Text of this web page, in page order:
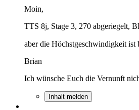
Moin,
TTS 8j, Stage 3, 270 abgeriegelt,
aber die Höchstgeschwindigkeit ist
Brian
Ich wünsche Euch die Vernunft
Inhalt melden